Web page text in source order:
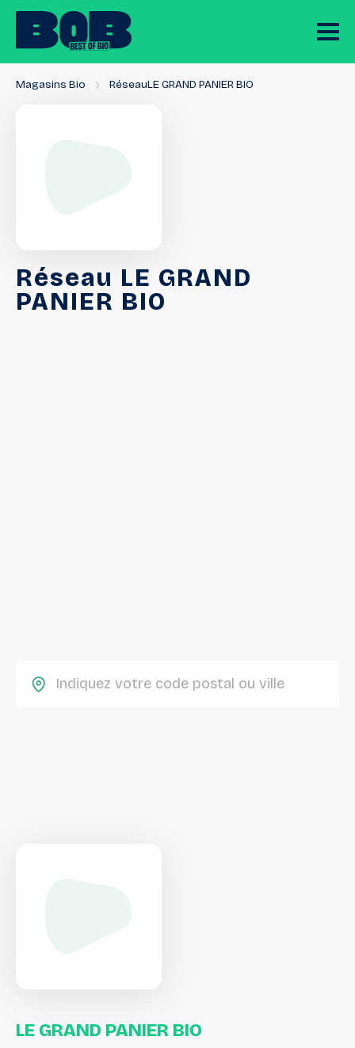
Magasins Bio RéseauLE GRAND PANIER BIO
Réseau LE GRAND
PANIER BIO
LE GRAND PANIER BIO